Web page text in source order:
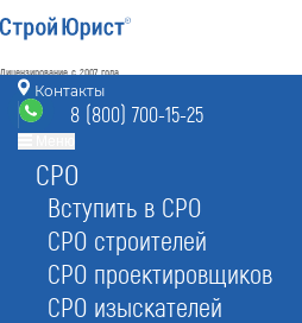
Лицензирование с 2007 года
4.93
Наш рейтинг
80отзывов
режим работы
без выходных 7:00-20:00
8 (800) 700-15-25
Электросталь, ул. Ялагина 17, офис 221
Контакты
8 (800) 700-15-25
СРО
Вступить в СРО
СРО строителей
СРО проектировщиков
СРО изыскателей